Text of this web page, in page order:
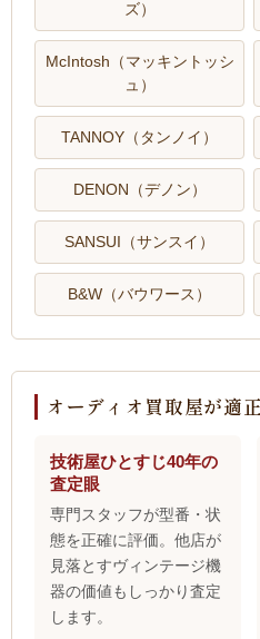
ズ）
McIntosh（マッキントッシ
ュ）
TANNOY（タンノイ）
DENON（デノン）
SANSUI（サンスイ）
B&W（バウワース）
オーディオ買取屋が適
技術屋ひとすじ40年の
査定眼
専門スタッフが型番・状
態を正確に評価。他店が
見落とすヴィンテージ機
器の価値もしっかり査定
します。